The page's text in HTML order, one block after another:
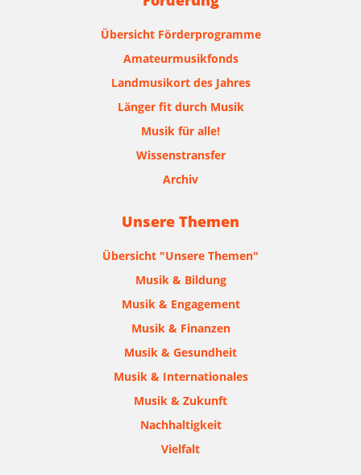
Übersicht Förderprogramme
Amateurmusikfonds
Landmusikort des Jahres
Länger fit durch Musik
Musik für alle!
Wissenstransfer
Archiv
Unsere Themen
Übersicht "Unsere Themen"
Musik & Bildung
Musik & Engagement
Musik & Finanzen
Musik & Gesundheit
Musik & Internationales
Musik & Zukunft
Nachhaltigkeit
Vielfalt